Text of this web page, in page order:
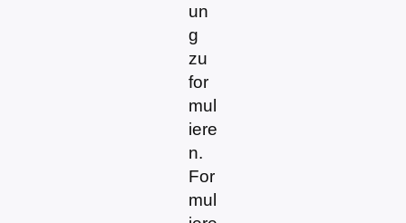
un
g
zu
for
mul
iere
n.
For
mul